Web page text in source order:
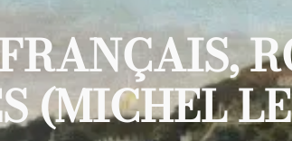
(MICHEL